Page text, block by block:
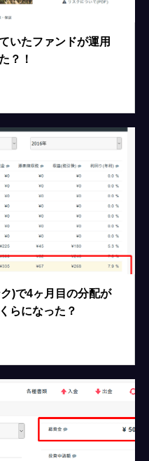
いたファンドが運用
？！
)で4ヶ月目の分配が
らになった？